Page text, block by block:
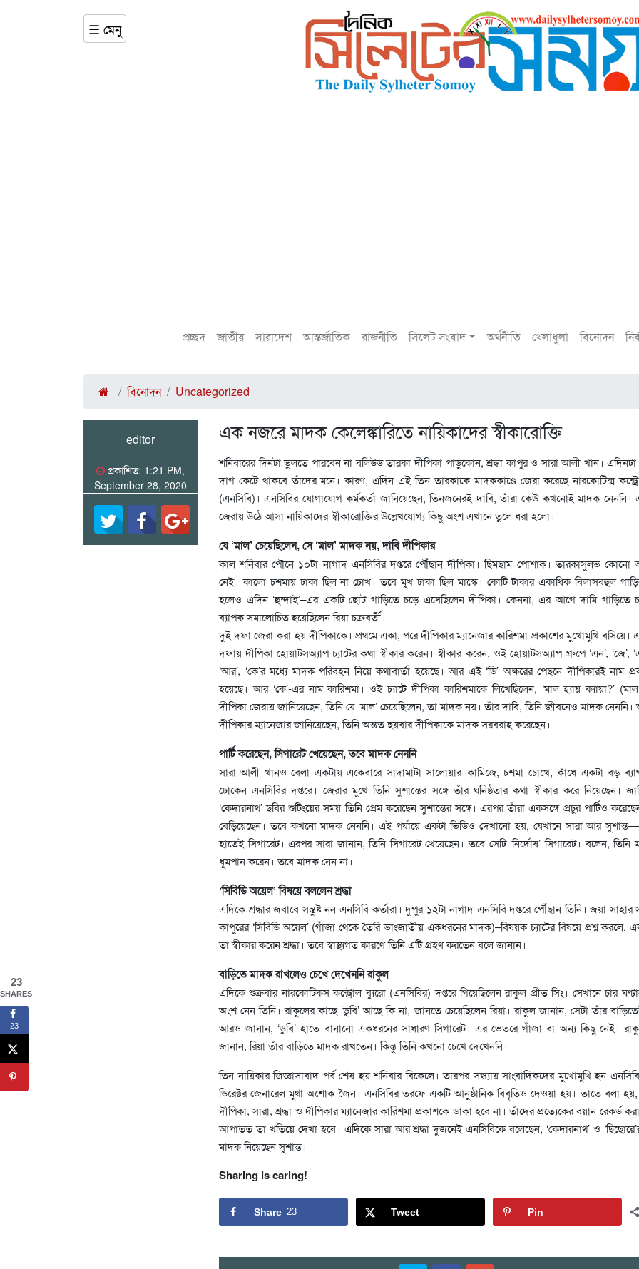
☰ মেনু
প্রচ্ছদ জাতীয় সারাদেশ আন্তর্জাতিক রাজনীতি সিলেট সংবাদ অর্থনীতি খেলাধুলা বিনোদন
বিনোদন Uncategorized
editor
প্রকাশিত: 1:21 PM,
September 28, 2020
এক নজরে মাদক কেলেঙ্কারিতে নায়িকাদের স্বীকারোক্তি
শনিবারের দিনটা ভুলতে পারবেন না বলিউড তারকা দীপিকা পাড়ুকোন, শ্রদ্ধা কাপুর ও সারা আলী খান।
দাগ কেটে থাকবে তাঁদের মনে। কারণ, এদিন এই তিন তারকাকে মাদককাণ্ডে জেরা করেছে নারকোটিক্স
(এনসিবি)। এনসিবির যোগাযোগ কর্মকর্তা জানিয়েছেন, তিনজনেরই দাবি, তাঁরা কেউ কখনোই মাদক
জেরায় উঠে আসা নায়িকাদের স্বীকারোক্তির উল্লেখযোগ্য কিছু অংশ এখানে তুলে ধরা হলো।
যে ‘মাল’ চেয়েছিলেন, সে ‘মাল’ মাদক নয়, দাবি দীপিকার
কাল শনিবার পৌনে ১০টা নাগাদ এনসিবির দপ্তরে পৌঁছান দীপিকা। ছিমছাম পোশাক। তারকাসুলভ কোনো
নেই। কালো চশমায় ঢাকা ছিল না চোখ। তবে মুখ ঢাকা ছিল মাস্কে। কোটি টাকার একাধিক বিলাসবহুল
হলেও এদিন ‘হুন্দাই’–এর একটি ছোট গাড়িতে চড়ে এসেছিলেন দীপিকা। কেননা, এর আগে দামি গাড়িতে
ব্যাপক সমালোচিত হয়েছিলেন রিয়া চক্রবর্তী।
দুই দফা জেরা করা হয় দীপিকাকে। প্রথমে একা, পরে দীপিকার ম্যানেজার কারিশমা প্রকাশের মুখোমুখি বসিয়ে।
দফায় দীপিকা হোয়াটসঅ্যাপ চ্যাটের কথা স্বীকার করেন। স্বীকার করেন, ওই হোয়াটসঅ্যাপ গ্রুপে ‘এন’, ‘জে’,
‘আর’, ‘কে’র মধ্যে মাদক পরিবহন নিয়ে কথাবার্তা হয়েছে। আর এই ‘ডি’ অক্ষরের পেছনে দীপিকারই নাম
হয়েছে। আর ‘কে’-এর নাম কারিশমা। ওই চ্যাটে দীপিকা কারিশমাকে লিখেছিলেন, ‘মাল হ্যায় ক্যায়া?’
দীপিকা জেরায় জানিয়েছেন, তিনি যে ‘মাল’ চেয়েছিলেন, তা মাদক নয়। তাঁর দাবি, তিনি জীবনেও মাদক নেননি।
দীপিকার ম্যানেজার জানিয়েছেন, তিনি অন্তত ছয়বার দীপিকাকে মাদক সরবরাহ করেছেন।
পার্টি করেছেন, সিগারেট খেয়েছেন, তবে মাদক নেননি
সারা আলী খানও বেলা একটায় একেবারে সাদামাটা সালোয়ার–কামিজে, চশমা চোখে, কাঁধে একটা বড়
ঢোকেন এনসিবির দপ্তরে। জেরার মুখে তিনি সুশান্তের সঙ্গে তাঁর ঘনিষ্ঠতার কথা স্বীকার করে নিয়েছেন।
‘কেদারনাথ’ ছবির শুটিংয়ের সময় তিনি প্রেম করেছেন সুশান্তের সঙ্গে। এরপর তাঁরা একসঙ্গে প্রচুর পার্টিও
বেড়িয়েছেন। তবে কখনো মাদক নেননি। এই পর্যায়ে একটা ভিডিও দেখানো হয়, যেখানে সারা আর
হাতেই সিগারেট। এরপর সারা জানান, তিনি সিগারেট খেয়েছেন। তবে সেটি ‘নির্দোষ’ সিগারেট। বলেন, তিনি
ধূমপান করেন। তবে মাদক নেন না।
‘সিবিডি অয়েল’ বিষয়ে বললেন শ্রদ্ধা
এদিকে শ্রদ্ধার জবাবে সন্তুষ্ট নন এনসিবি কর্তারা। দুপুর ১২টা নাগাদ এনসিবি দপ্তরে পৌঁছান তিনি। জয়া সাহার
কাপুরের ‘সিবিডি অয়েল’ (গাঁজা থেকে তৈরি ভাংজাতীয় একধরনের মাদক)–বিষয়ক চ্যাটের বিষয়ে প্রশ্ন করলে,
তা স্বীকার করেন শ্রদ্ধা। তবে স্বাস্থ্যগত কারণে তিনি এটি গ্রহণ করতেন বলে জানান।
বাড়িতে মাদক রাখলেও চেখে দেখেননি রাকুল
এদিকে শুক্রবার নারকোটিকস কন্ট্রোল ব্যুরো (এনসিবির) দপ্তরে গিয়েছিলেন রাকুল প্রীত সিং। সেখানে চার
অংশ নেন তিনি। রাকুলের কাছে ‘ডুবি’ আছে কি না, জানতে চেয়েছিলেন রিয়া। রাকুল জানান, সেটা তাঁর
আরও জানান, ‘ডুবি’ হাতে বানানো একধরনের সাধারণ সিগারেট। এর ভেতরে গাঁজা বা অন্য কিছু নেই।
জানান, রিয়া তাঁর বাড়িতে মাদক রাখতেন। কিন্তু তিনি কখনো চেখে দেখেননি।
তিন নায়িকার জিজ্ঞাসাবাদ পর্ব শেষ হয় শনিবার বিকেলে। তারপর সন্ধ্যায় সাংবাদিকদের মুখোমুখি হন
ডিরেক্টর জেনারেল মুথা অশোক জৈন। এনসিবির তরফে একটি আনুষ্ঠানিক বিবৃতিও দেওয়া হয়। তাতে বলা
দীপিকা, সারা, শ্রদ্ধা ও দীপিকার ম্যানেজার কারিশমা প্রকাশকে ডাকা হবে না। তাঁদের প্রত্যেকের বয়ান রেকর্ড
আপাতত তা খতিয়ে দেখা হবে। এদিকে সারা আর শ্রদ্ধা দুজনেই এনসিবিকে বলেছেন, ‘কেদারনাথ’ ও
মাদক নিয়েছেন সুশান্ত।
Sharing is caring!
Share 23 Tweet Pin
23
SHARES
23